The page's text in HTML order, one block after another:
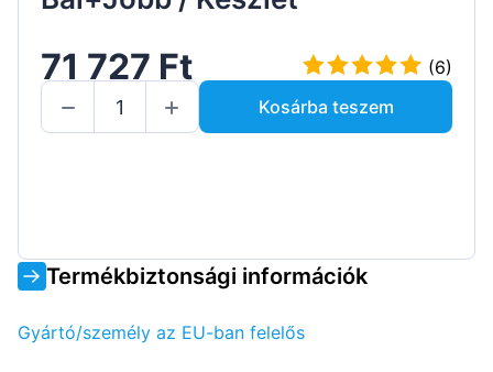
71 727 Ft
(6)
Kosárba teszem
Termékbiztonsági információk
Gyártó/személy az EU-ban felelős